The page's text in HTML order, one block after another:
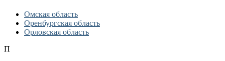
Омская область
Оренбургская область
Орловская область
П